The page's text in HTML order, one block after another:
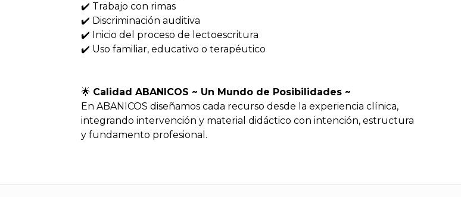
✔️ Trabajo con rimas
✔️ Discriminación auditiva
✔️ Inicio del proceso de lectoescritura
✔️ Uso familiar, educativo o terapéutico
🌟 Calidad ABANICOS ~ Un Mundo de Posibilidades ~
En ABANICOS diseñamos cada recurso desde la experiencia clínica,
integrando intervención y material didáctico con intención, estructura
y fundamento profesional.